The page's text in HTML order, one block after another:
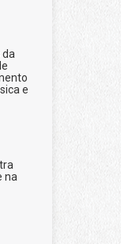
da
e
na